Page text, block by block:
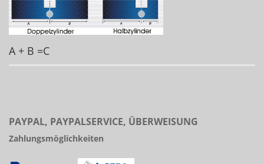
A + B =C
PAYPAL, PAYPALSERVICE, ÜBERWEISUNG
Zahlungsmöglichkeiten